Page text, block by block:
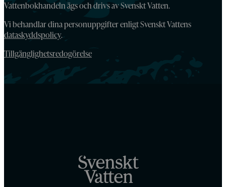
Vattenbokhandeln ägs och drivs av Svenskt Vatten.
Vi behandlar dina personuppgifter enligt Svenskt Vattens
dataskyddspolicy.
Tillgänglighetsredogörelse